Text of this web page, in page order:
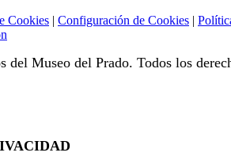
Cookies | Configuración de Cookies |
del Museo del Prado. Todos los